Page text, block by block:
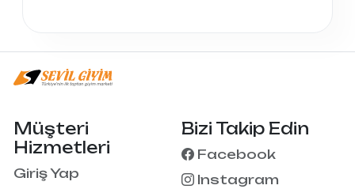
Müşteri
Hizmetleri
Giriş Yap
Bizi Takip Edin
Facebook
Instagram